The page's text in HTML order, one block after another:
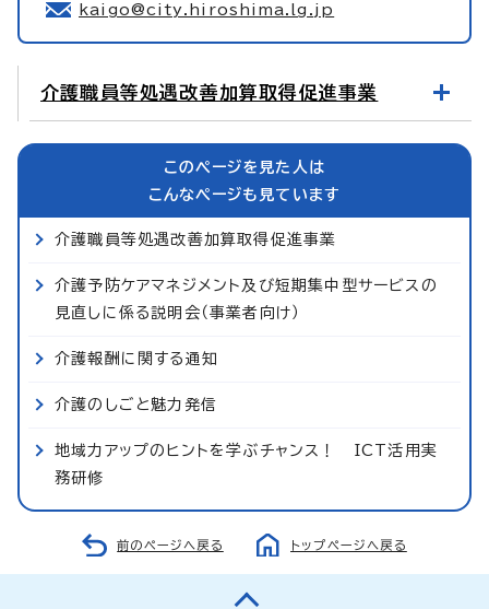
kaigo@city.hiroshima.lg.jp
介護職員等処遇改善加算取得促進事業
このページを見た人は
こんなページも見ています
介護職員等処遇改善加算取得促進事業
介護予防ケアマネジメント及び短期集中型サービスの
見直しに係る説明会（事業者向け）
介護報酬に関する通知
介護のしごと魅力発信
地域力アップのヒントを学ぶチャンス！ ICT活用実
務研修
前のページへ戻る トップページへ戻る